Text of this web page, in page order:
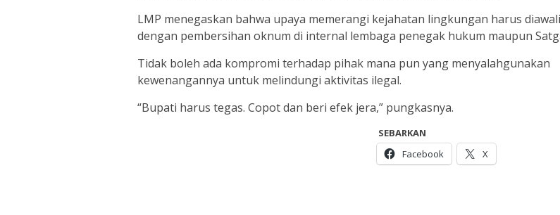
LMP menegaskan bahwa upaya memerangi kejahatan lingkungan harus diawali
dengan pembersihan oknum di internal lembaga penegak hukum maupun
Tidak boleh ada kompromi terhadap pihak mana pun yang menyalahgunakan
kewenangannya untuk melindungi aktivitas ilegal.
“Bupati harus tegas. Copot dan beri efek jera,” pungkasnya.
SEBARKAN
Facebook
X